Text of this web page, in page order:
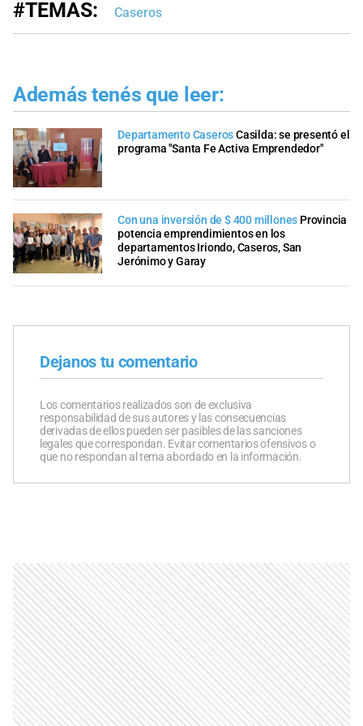
#TEMAS: Caseros
Además tenés que leer:
Departamento CaserosCasilda: se presentó el
programa "Santa Fe Activa Emprendedor"
Con una inversión de $ 400 millones Provincia
potencia emprendimientos en los
departamentos Iriondo, Caseros, San
Jerónimo y Garay
Dejanos tu comentario
Los comentarios realizados son de exclusiva
responsabilidad de sus autores y las consecuencias
derivadas de ellos pueden ser pasibles de las sanciones
legales que correspondan. Evitar comentarios ofensivos o
que no respondan al tema abordado en la información.